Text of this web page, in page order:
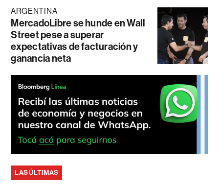
ARGENTINA
MercadoLibre se hunde en Wall
Street pese a superar
expectativas de facturación y
ganancia neta
LAS ÚLTIMAS